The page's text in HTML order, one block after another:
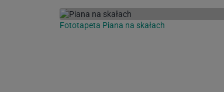
Fototapeta Piana na skałach